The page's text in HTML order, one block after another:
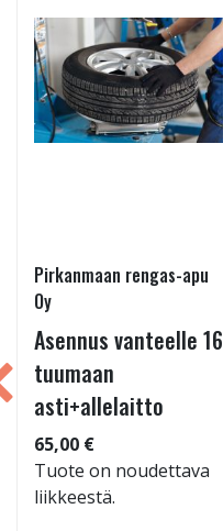
Pirkanmaan rengas-apu
Oy
Asennus vanteelle 16
tuumaan
asti+allelaitto
65,00 €
Tuote on noudettava
liikkeestä.